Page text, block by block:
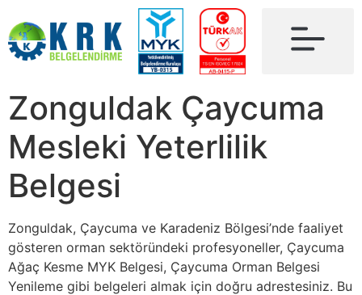
Zonguldak Çaycuma
Mesleki Yeterlilik
Belgesi
Zonguldak, Çaycuma ve Karadeniz Bölgesi’nde faaliyet
gösteren orman sektöründeki profesyoneller, Çaycuma
Ağaç Kesme MYK Belgesi, Çaycuma Orman Belgesi
Yenileme gibi belgeleri almak için doğru adrestesiniz. Bu